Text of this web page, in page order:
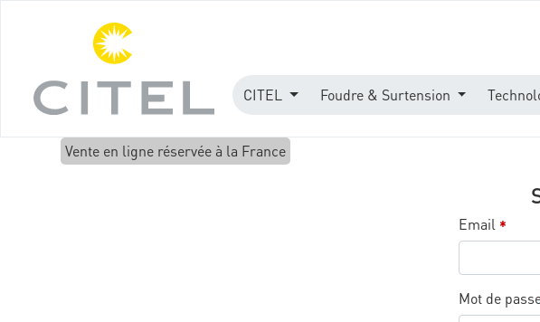
CITEL Foudre & Surtension
Vente en ligne réservée à la France
Email *
Mot de